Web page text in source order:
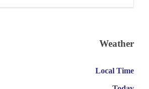
Weather
Local Time